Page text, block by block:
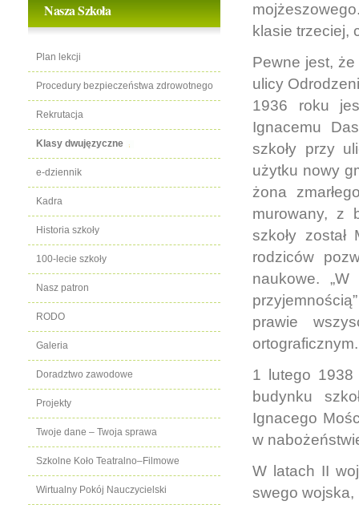
klasie trzeciej,
Pewne jest,
ulicy
1936 roku
Ignacemu
szkoły przy
użytku nowy
żona
murowany, z
szkoły został
rodziców
naukowe.
prawie
ortograficznym.
1 lutego 1938
budynku
Ignacego
w
W latach II
swego wojska,
Nasza Szkoła
Plan lekcji
Procedury bezpieczeństwa zdrowotnego
Rekrutacja
Klasy dwujęzyczne
e-dziennik
Kadra
Historia szkoły
100-lecie szkoły
Nasz patron
RODO
Galeria
Doradztwo zawodowe
Projekty
Twoje dane – Twoja sprawa
Szkolne Koło Teatralno–Filmowe
Wirtualny Pokój Nauczycielski